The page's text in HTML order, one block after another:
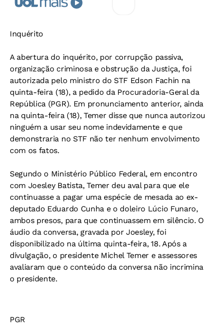
Inquérito
A abertura do inquérito, por corrupção passiva,
organização criminosa e obstrução da Justiça, foi
autorizada pelo ministro do STF Edson Fachin na
quinta-feira (18), a pedido da Procuradoria-Geral da
República (PGR). Em pronunciamento anterior, ainda
na quinta-feira (18), Temer disse que nunca autorizou
ninguém a usar seu nome indevidamente e que
demonstraria no STF não ter nenhum envolvimento
com os fatos.
Segundo o Ministério Público Federal, em encontro
com Joesley Batista, Temer deu aval para que ele
continuasse a pagar uma espécie de mesada ao ex-
deputado Eduardo Cunha e o doleiro Lúcio Funaro,
ambos presos, para que continuassem em silêncio. O
áudio da conversa, gravada por Joesley, foi
disponibilizado na última quinta-feira, 18. Após a
divulgação, o presidente Michel Temer e assessores
avaliaram que o conteúdo da conversa não incrimina
o presidente.
PGR